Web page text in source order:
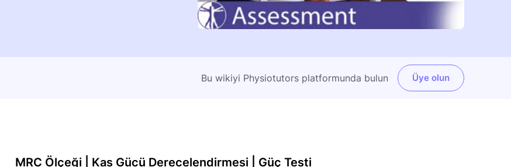
Bu wikiyi Physiotutors platformunda bulun Üye olun
MRC Ölçeği | Kas Gücü Derecelendirmesi | Güç Testi